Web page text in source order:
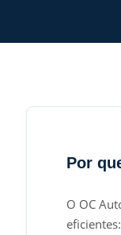
Por
O OC
eficientes: